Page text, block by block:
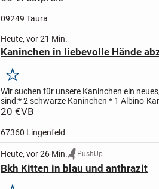
09249 Taura
Heute, vor 21 Min.
Kaninchen in liebevolle Hände
Merken
Wir suchen für unsere Kaninchen ein
sind:* 2 schwarze Kaninchen * 1 Albino-
braun-weißes Kaninchen
20 €VB
67360 Lingenfeld
Heute, vor 26 Min. PushUp
Bkh Kitten in blau und anthrazit